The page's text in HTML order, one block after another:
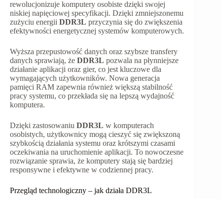
rewolucjonizuje komputery osobiste dzięki swojej
niskiej napięciowej specyfikacji. Dzięki zmniejszonemu
zużyciu energii DDR3L przyczynia się do zwiększenia
efektywności energetycznej systemów komputerowych.
Wyższa przepustowość danych oraz szybsze transfery
danych sprawiają, że DDR3L pozwala na płynniejsze
działanie aplikacji oraz gier, co jest kluczowe dla
wymagających użytkowników. Nowa generacja
pamięci RAM zapewnia również większą stabilność
pracy systemu, co przekłada się na lepszą wydajność
komputera.
Dzięki zastosowaniu DDR3L w komputerach
osobistych, użytkownicy mogą cieszyć się zwiększoną
szybkością działania systemu oraz krótszymi czasami
oczekiwania na uruchomienie aplikacji. To nowoczesne
rozwiązanie sprawia, że komputery stają się bardziej
responsywne i efektywne w codziennej pracy.
Przegląd technologiczny – jak działa DDR3L